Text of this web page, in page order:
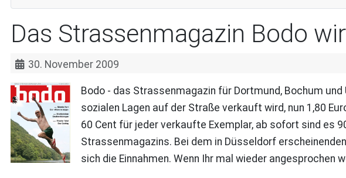
Das Strassenmagazin Bodo
30. November 2009
Bodo - das Strassenmagazin für Dortmund, Bochum
sozialen Lagen auf der Straße verkauft wird, nun 1,80
60 Cent für jeder verkaufte Exemplar, ab sofort sind es
Strassenmagazins. Bei dem in Düsseldorf
sich die Einnahmen. Wenn Ihr mal wieder angesprochen